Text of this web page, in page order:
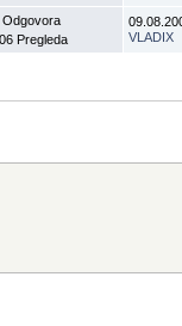
Odgovora
Pregleda
VLADIX